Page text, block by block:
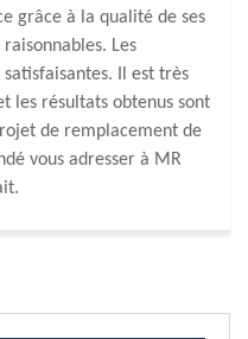
grâce à la qualité de ses
Les
Il est très
les résultats obtenus sont
de remplacement de
vous adresser à MR